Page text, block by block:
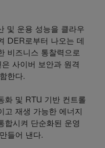
운용 성능을 클라우
DER로부터 나오는 데
비즈니스 통찰력으로
사이버 보안과 원격
한다.
화 및 RTU 기반 컨트롤
고 재생 가능한 에너지
합시켜 단순화된 운영
들어 낸다.